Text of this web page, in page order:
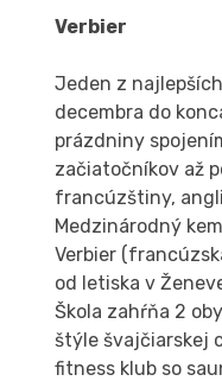
Verbier
Jeden z
decembra do
prázdniny
začiatočníkov až
francúzštiny,
Medzinárodný
Verbier
od letiska v
Škola zahŕňa 2
štýle švajčiarskej
fitness klub so